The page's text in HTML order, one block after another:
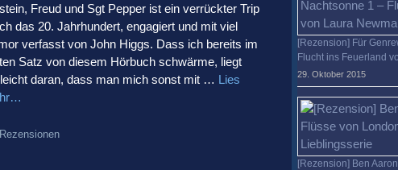
Freud und Sgt Pepper ist ein verrückter Trip
das 20. Jahrhundert, engagiert und mit viel
verfasst von John Higgs. Dass ich bereits im
Satz von diesem Hörbuch schwärme, liegt
daran, dass man mich sonst mit … Lies
Kategorien
Rezensionen
[Rezension] Für
Flucht ins Feuerland
29. Oktober 2015
[Rezension] Ben